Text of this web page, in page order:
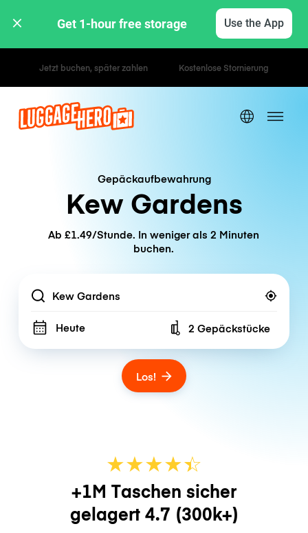
Get 1-hour free storage Use the App
Stunden- / Tagestarife
Gepäckaufbewahrung
Kew Gardens
Ab £1.49/Stunde. In weniger als 2 Minuten
buchen.
Location
Heute Number of bags
2 Gepäckstücke
Los!
★★★★☆
★
+1M Taschen sicher
gelagert 4.7 (300k+)